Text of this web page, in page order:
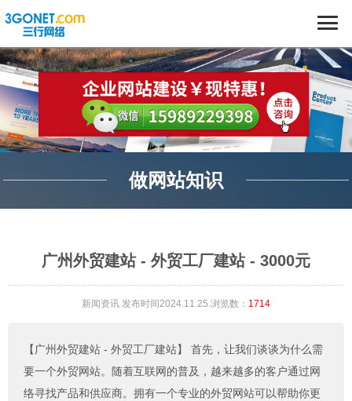
做网站知识
广州外贸建站 - 外贸工厂建站 - 3000元
新闻资讯 发布时间2024.11.25.浏览数： 1714
【广州外贸建站 - 外贸工厂建站】
首先，让我们谈谈为什么需
要一个外贸网站。随着互联网的普及，越来越多的客户通过网
络寻找产品和供应商。拥有一个专业的外贸网站可以帮助你更